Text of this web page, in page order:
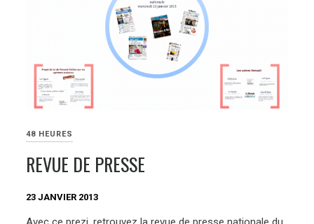
48 HEURES
REVUE DE PRESSE
23 JANVIER 2013